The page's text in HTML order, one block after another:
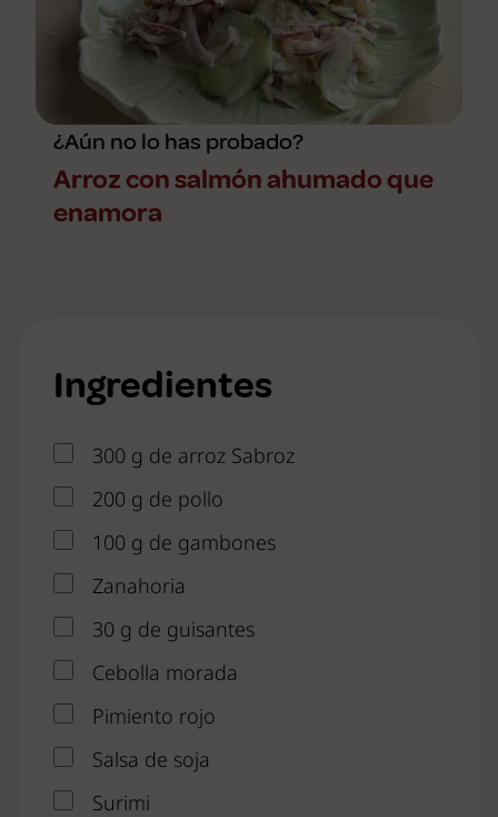
¿Aún no lo has probado?
Arroz con salmón ahumado que
enamora
Ingredientes
300 g de arroz Sabroz
200 g de pollo
100 g de gambones
Zanahoria
30 g de guisantes
Cebolla morada
Pimiento rojo
Salsa de soja
Surimi